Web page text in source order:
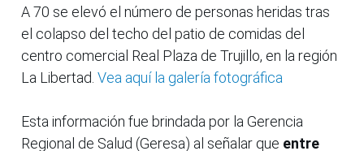
A 70 se elevó el número de personas heridas tras
el colapso del techo del patio de comidas del
centro comercial Real Plaza de Trujillo, en la región
La Libertad. Vea aquí la galería fotográfica
Esta información fue brindada por la Gerencia
Regional de Salud (Geresa) al señalar que entre